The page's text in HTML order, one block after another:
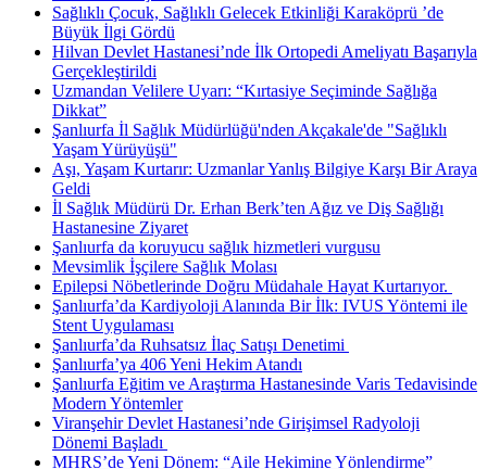
Sağlıklı Çocuk, Sağlıklı Gelecek Etkinliği Karaköprü ’de
Büyük İlgi Gördü
Hilvan Devlet Hastanesi’nde İlk Ortopedi Ameliyatı Başarıyla
Gerçekleştirildi
Uzmandan Velilere Uyarı: “Kırtasiye Seçiminde Sağlığa
Dikkat”
Şanlıurfa İl Sağlık Müdürlüğü'nden Akçakale'de "Sağlıklı
Yaşam Yürüyüşü"
Aşı, Yaşam Kurtarır: Uzmanlar Yanlış Bilgiye Karşı Bir Araya
Geldi
İl Sağlık Müdürü Dr. Erhan Berk’ten Ağız ve Diş Sağlığı
Hastanesine Ziyaret
Şanlıurfa da koruyucu sağlık hizmetleri vurgusu
Mevsimlik İşçilere Sağlık Molası
Epilepsi Nöbetlerinde Doğru Müdahale Hayat Kurtarıyor. ​
Şanlıurfa’da Kardiyoloji Alanında Bir İlk: IVUS Yöntemi ile
Stent Uygulaması
Şanlıurfa’da Ruhsatsız İlaç Satışı Denetimi ​
Şanlıurfa’ya 406 Yeni Hekim Atandı
Şanlıurfa Eğitim ve Araştırma Hastanesinde Varis Tedavisinde
Modern Yöntemler
Viranşehir Devlet Hastanesi’nde Girişimsel Radyoloji
Dönemi Başladı ​
MHRS’de Yeni Dönem: “Aile Hekimine Yönlendirme”